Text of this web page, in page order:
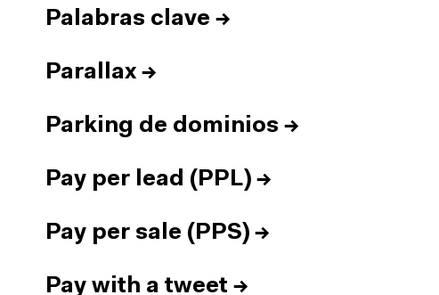
Palabras clave →
Parallax →
Parking de dominios →
Pay per lead (PPL) →
Pay per sale (PPS) →
Pay with a tweet →